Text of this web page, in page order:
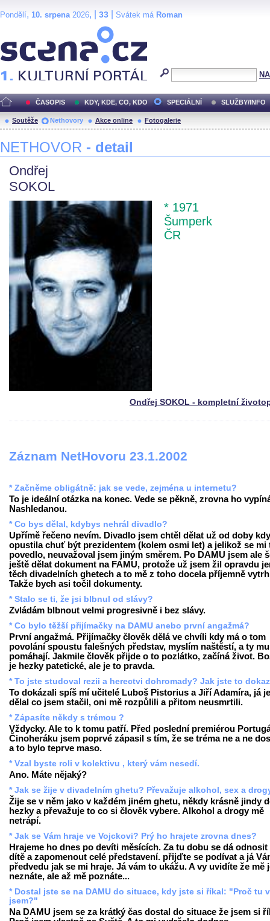
Pondělí, 10. srpena2026, | 33 Svátek má Roman
ČASOPIS KDY, KDE, CO, KDO SPECIÁLNÍ SLUŽBY/INFO
Soutěže Nethovory Akce online Fotogalerie
NETHOVOR - detail
Ondřej
SOKOL
* 1971
Šumperk
ČR
Ondřej SOKOL - kompletní
Záznam NetHovoru 23.1.2002
* Začněme obligátně: jak se vede, zejména u internetu?
To je ideální otázka na konec. Vede se pěkně, zrovna ho
Nashledanou.
* Co bys dělal, kdybys nehrál divadlo?
Upřímě řečeno nevím. Divadlo jsem chtěl dělat už od doby
opustila chuť být prezidentem (kolem osmi let) a jelikož se mi
povedlo, neuvažoval jsem jiným směrem. Po DAMU jsem ale
ještě dělat dokument na FAMU, protože už jsem žil opravdu
těch divadelních ghetech a to mě z toho docela příjemně
Takže bych asi točil dokumenty.
* Stalo se ti, že jsi blbnul od slávy?
Zvládám blbnout velmi progresivně i bez slávy.
* Co bylo těžší přijímačky na DAMU anebo první angažmá?
První angažmá. Přijímačky člověk dělá ve chvíli kdy má o tom
povolání spoustu falešných představ, myslím naštěstí, a ty
pomáhají. Jakmile člověk přijde o to pozlátko, začíná život.
je hezky patetické, ale je to pravda.
* To jste studoval rezii a herectvi dohromady? Jak jste to
To dokázali spíš mí učitelé Luboš Pistorius a Jiří Adamíra, já
dělal co jsem stačil, oni mě rozpůlili a přitom neusmrtili.
* Zápasíte někdy s trémou ?
Vždycky. Ale to k tomu patří. Před poslední premiérou
Činoheráku jsem poprvé zápasil s tím, že se tréma ne a ne
a to bylo teprve maso.
* Vzal byste roli v kolektivu , který vám nesedí.
Ano. Máte nějaký?
* Jak se žije v divadelním ghetu? Převažuje alkohol, sex a
Žije se v něm jako v každém jiném ghetu, někdy krásně jindy
hezky a převažuje to co si člověk vybere. Alkohol a drogy mě
netrápí.
* Jak se Vám hraje ve Vojckovi? Prý ho hrajete zrovna dnes?
Hrajeme ho dnes po devíti měsících. Za tu dobu se dá odnosit
dítě a zapomenout celé představení. přijďte se podívat a já
předvedu jak se mi hraje. Já vám to ukážu. A vy uvidíte že mě
neznáte, ale až mě poznáte...
* Dostal jste se na DAMU do situace, kdy jste si říkal: "Proč tu
jsem?"
Na DAMU jsem se za krátký čas dostal do situace že jsem si